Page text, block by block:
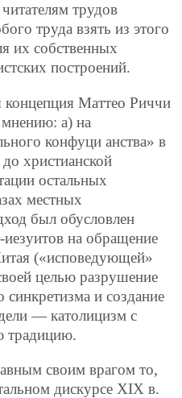
трудов
труда взять из этого
их собственных
построений.
концепция Маттео Риччи
а) на
конфуци анства» в
христианской
остальных
местных
был обусловлен
на обращение
(«исповедующей»
целью разрушение
синкретизма и создание
— католицизм с
традицию.
своим врагом то,
дискурсе XIX в.